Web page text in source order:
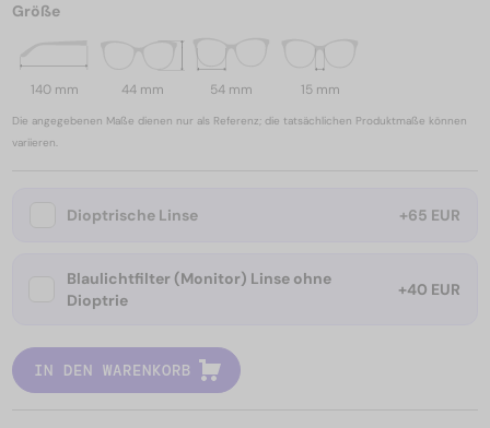
Größe
140 mm 44 mm 54 mm 15 mm
Die angegebenen Maße dienen nur als Referenz; die tatsächlichen Produktmaße können
variieren.
Dioptrische Linse +65 EUR
Blaulichtfilter (Monitor) Linse ohne
Dioptrie
+40 EUR
IN DEN WARENKORB